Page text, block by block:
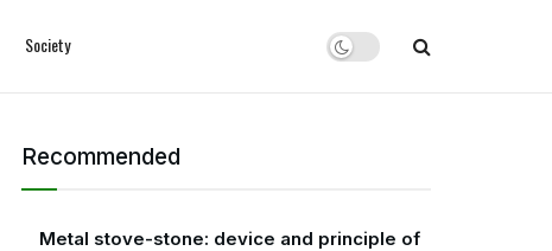
Society
Recommended
Metal stove-stone: device and principle of